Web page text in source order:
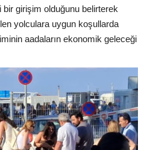
girişim olduğunu belirterek
yolculara uygun koşullarda
aadaların ekonomik geleceği